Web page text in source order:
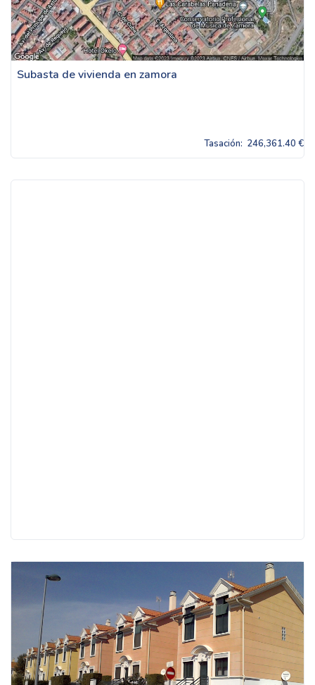
Subasta de vivienda en zamora
Tasación: 246,361.40 €